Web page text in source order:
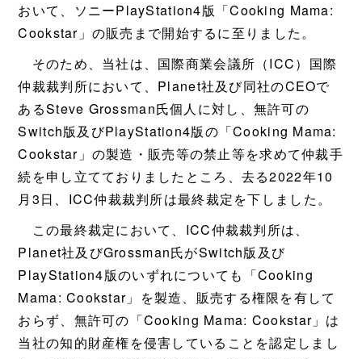
おいて、ソニーPlayStation4版「Cooking Mama:
Cookstar」の販売まで開始するに至りました。
そのため、当社は、国際商業会議所（ICC）国際
仲裁裁判所において、Planet社及び同社のCEOで
あるSteve Grossman氏個人に対し、無許可の
Switch版及びPlayStation4版の「Cooking Mama:
Cookstar」の製造・販売等の禁止等を求めて仲裁手
続を申し立てておりましたところ、去る2022年10
月3日、ICC仲裁裁判所は最終裁定を下しました。
この最終裁定において、ICC仲裁裁判所は、
Planet社及びGrossman氏がSwitch版及び
PlayStation4版のいずれについても「Cooking
Mama: Cookstar」を製造、販売する権限を有して
おらず、無許可の「Cooking Mama: Cookstar」は
当社の知的財産権を侵害していることを認定しまし